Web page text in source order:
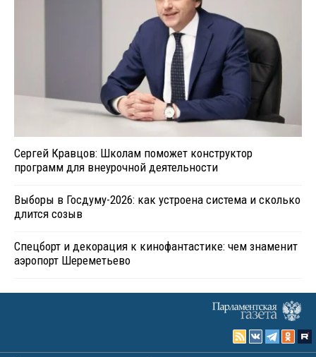
Сергей Кравцов: Школам поможет конструктор
программ для внеурочной деятельности
Выборы в Госдуму-2026: как устроена система и сколько
длится созыв
Спецборт и декорация к кинофантастике: чем знаменит
аэропорт Шереметьево